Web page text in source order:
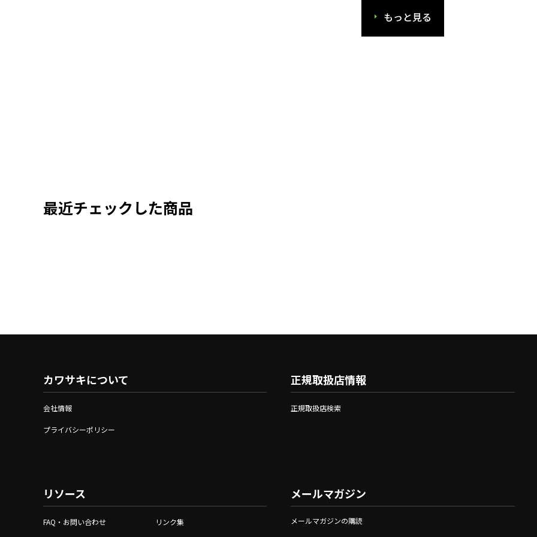
もっと見る
最近チェックした商品
カワサキについて
会社情報
プライバシーポリシー
リソース
FAQ・お問い合わせ リンク集
正規取扱店情報
正規取扱店検索
メールマガジン
メールマガジンの購読